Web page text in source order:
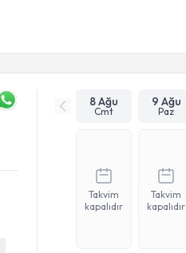
8 Ağu
Cmt
9 Ağu
Paz
Takvim
kapalıdır
Takvim
kapalıdır